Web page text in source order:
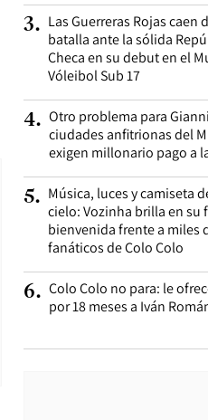
3. Las Guerreras Rojas caen
batalla ante la sólida
Checa en su debut en el
Vóleibol Sub 17
4. Otro problema para
ciudades anfitrionas del
exigen millonario pago a
5. Música, luces y camiseta
cielo: Vozinha brilla en su
bienvenida frente a miles
fanáticos de Colo Colo
6. Colo Colo no para: le
por 18 meses a Iván